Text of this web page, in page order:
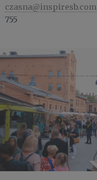
czasna@inspiresb.com
755